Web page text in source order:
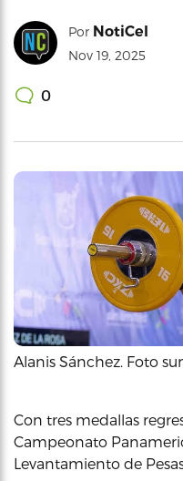
Por NotiCel
Nov 19, 2025
0
Alanis Sánchez. Foto
Con tres medallas
Campeonato
Levantamiento de